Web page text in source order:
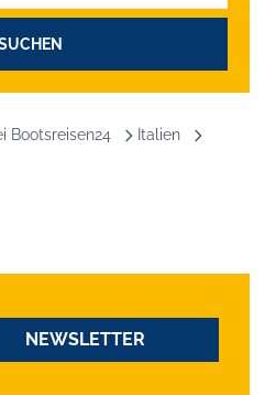
Bootsreisen24
Italien
NEWSLETTER